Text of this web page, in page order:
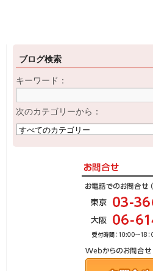
ブログ検索
キーワード：
次のカテゴリーから：